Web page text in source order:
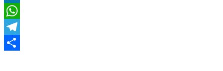
LinkedIn
WhatsApp
Telegram